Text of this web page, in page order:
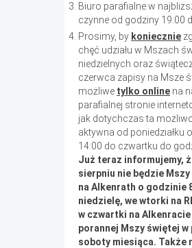
Biuro parafialne w
czynne od godziny 19:00
Prosimy, by koniecznie
chęć udziału w Mszach
niedzielnych oraz
czerwca zapisy na Msze
możliwe tylko online na
parafialnej stronie
jak dotychczas ta
aktywna od poniedziałku
14:00 do czwartku do
Już teraz informujemy,
sierpniu nie będzie
na Alkenrath o godzinie
niedzielę, we wtorki na
w czwartki na
porannej Mszy świętej w
soboty miesiąca. Także